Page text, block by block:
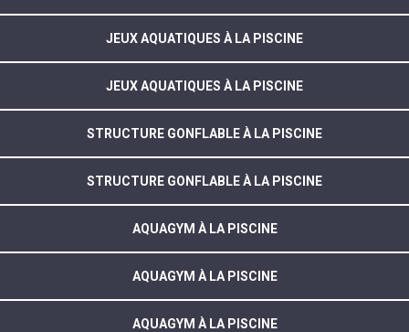
JEUX AQUATIQUES À LA PISCINE
JEUX AQUATIQUES À LA PISCINE
STRUCTURE GONFLABLE À LA PISCINE
STRUCTURE GONFLABLE À LA PISCINE
AQUAGYM À LA PISCINE
AQUAGYM À LA PISCINE
AQUAGYM À LA PISCINE